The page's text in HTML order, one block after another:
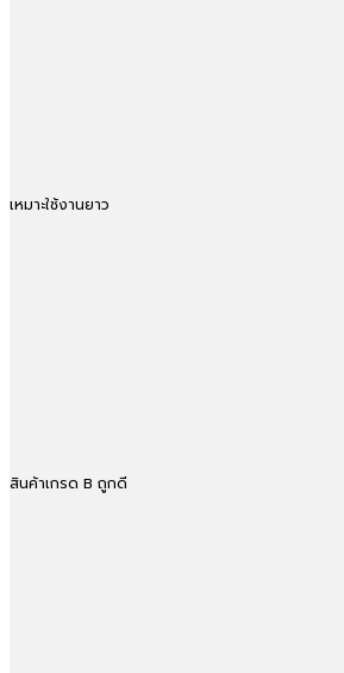
เหมาะใช้งานยาว
สินค้าเกรด B ถูกดี